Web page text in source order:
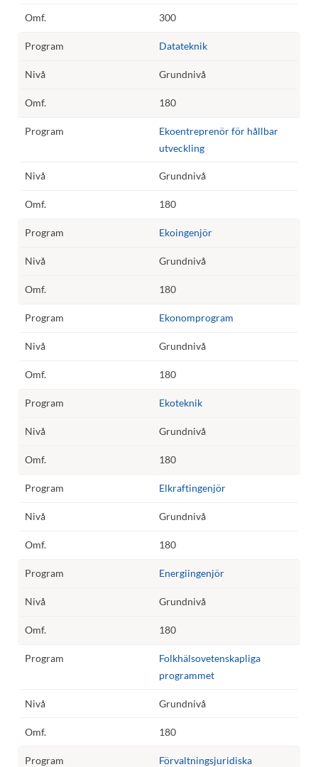
300
Datateknik
Grundnivå
180
Ekoentreprenör för hållbar
utveckling
Grundnivå
180
Ekoingenjör
Grundnivå
180
Ekonomprogram
Grundnivå
180
Ekoteknik
Grundnivå
180
Elkraftingenjör
Grundnivå
180
Energiingenjör
Grundnivå
180
Folkhälsovetenskapliga
programmet
Grundnivå
180
Förvaltningsjuridiska